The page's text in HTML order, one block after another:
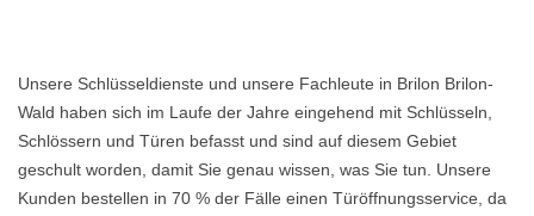
Unsere Schlüsseldienste und unsere Fachleute in Brilon Brilon-
Wald haben sich im Laufe der Jahre eingehend mit Schlüsseln,
Schlössern und Türen befasst und sind auf diesem Gebiet
geschult worden, damit Sie genau wissen, was Sie tun. Unsere
Kunden bestellen in 70 % der Fälle einen Türöffnungsservice, da